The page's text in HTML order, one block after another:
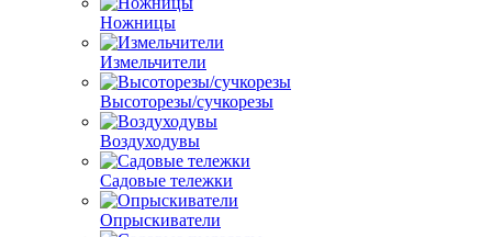
Ножницы
Измельчители
Высоторезы/сучкорезы
Воздуходувы
Садовые тележки
Опрыскиватели